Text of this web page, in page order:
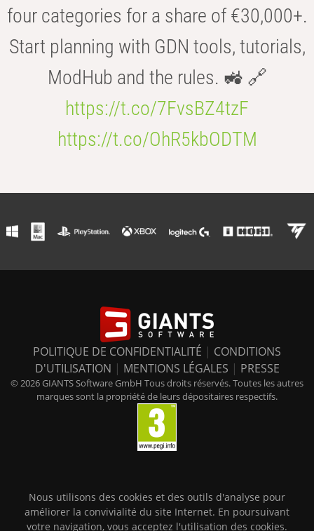
four categories for a share of €30,000+.
Start planning with GDN tools, tutorials,
ModHub and the rules. 🚜 🔗
https://t.co/7FvsBZ4tzF
https://t.co/OhR5kbODTM
POLITIQUE DE CONFIDENTIALITÉ | CONDITIONS
D'UTILISATION | MENTIONS LÉGALES | PRESSE
© 2026 GIANTS Software GmbH Tous droits réservés. Toutes les autres
marques sont la propriété de leurs dépositaires respectifs.
Nous utilisons des cookies et des outils d'analyse pour
améliorer la convivialité du site Internet. En poursuivant
votre navigation, vous acceptez l'utilisation des cookies.